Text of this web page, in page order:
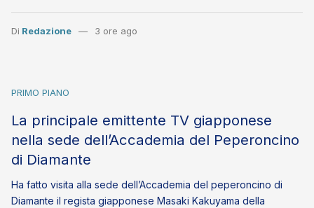
Di Redazione 3 ore ago
PRIMO PIANO
La principale emittente TV giapponese
nella sede dell’Accademia del Peperoncino
di Diamante
Ha fatto visita alla sede dell’Accademia del peperoncino di
Diamante il regista giapponese Masaki Kakuyama della